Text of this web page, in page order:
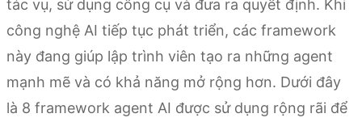
tác vụ, sử dụng công cụ và đưa ra quyết định. Khi
công nghệ AI tiếp tục phát triển, các framework
này đang giúp lập trình viên tạo ra những agent
mạnh mẽ và có khả năng mở rộng hơn. Dưới đây
là 8 framework agent AI được sử dụng rộng rãi để